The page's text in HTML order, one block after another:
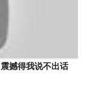
撼得我说不出话